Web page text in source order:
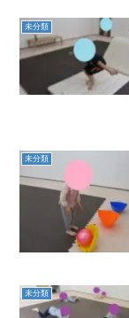
未分類
未分類
未分類